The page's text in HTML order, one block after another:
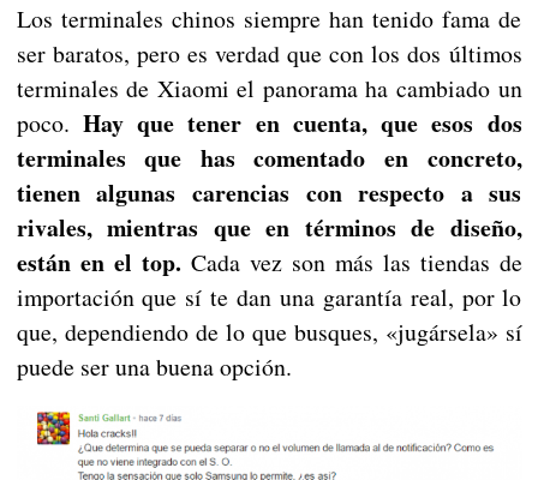
Los terminales chinos siempre han tenido fama de
ser baratos, pero es verdad que con los dos últimos
terminales de Xiaomi el panorama ha cambiado un
poco. Hay que tener en cuenta, que esos dos
terminales que has comentado en concreto,
tienen algunas carencias con respecto a sus
rivales, mientras que en términos de diseño,
están en el top. Cada vez son más las tiendas de
importación que sí te dan una garantía real, por lo
que, dependiendo de lo que busques, «jugársela» sí
puede ser una buena opción.